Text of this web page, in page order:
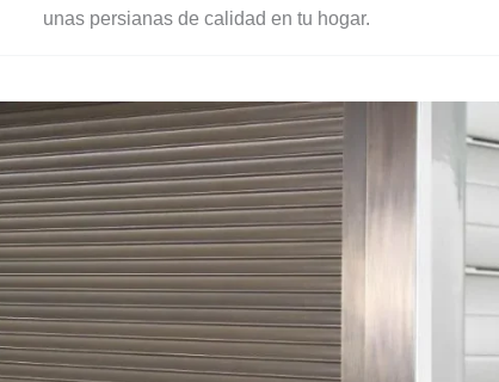
unas persianas de calidad en tu hogar.